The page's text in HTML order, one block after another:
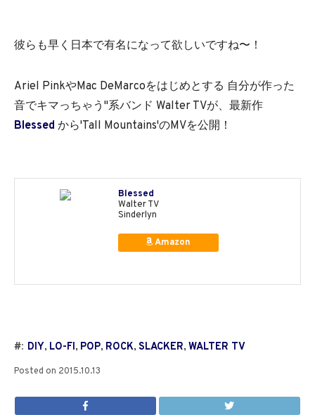
彼らも早く日本で有名になって欲しいですね〜！
Ariel PinkやMac DeMarcoをはじめとする 自分が作った
音でキマっちゃう"系バンド Walter TVが、最新作
Blessed から'Tall Mountains'のMVを公開！
Blessed
Walter TV
Sinderlyn
Amazon
#: DIY, LO-FI, POP, ROCK, SLACKER, WALTER TV
Posted on 2015.10.13